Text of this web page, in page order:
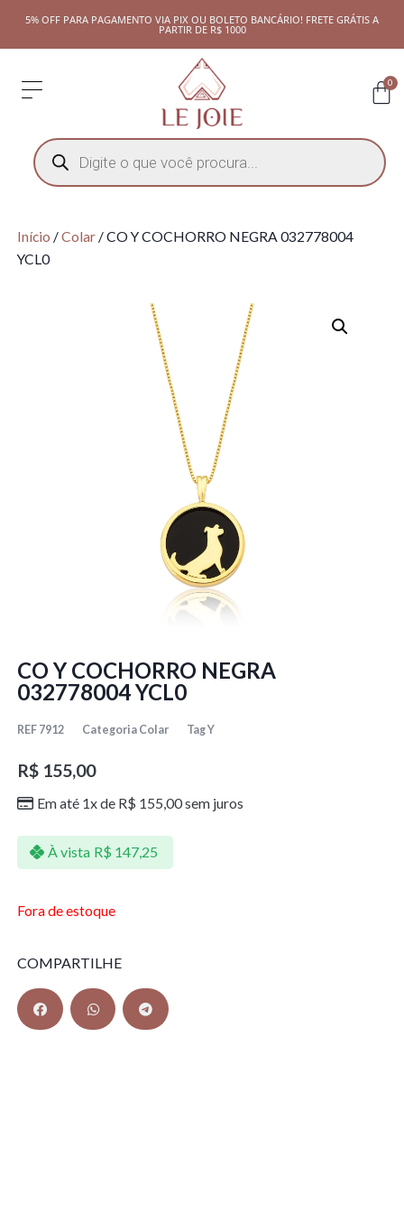
5% OFF PARA PAGAMENTO VIA PIX OU BOLETO BANCÁRIO! FRETE GRÁTIS A
PARTIR DE R$ 1000
0
Início /Colar/ CO Y COCHORRO NEGRA 032778004
YCL0
CO Y COCHORRO NEGRA
032778004 YCL0
REF 7912 Categoria Colar TagY
R$155,00
Em até 1x de R$ 155,00sem juros
À vista R$ 147,25
Fora de estoque
COMPARTILHE